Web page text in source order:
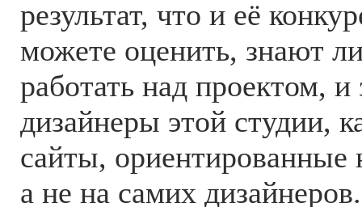
результат, что и её
можете оценить, знают
работать над проектом,
дизайнеры этой студии,
сайты, ориентированные
а не на самих дизайнеров.